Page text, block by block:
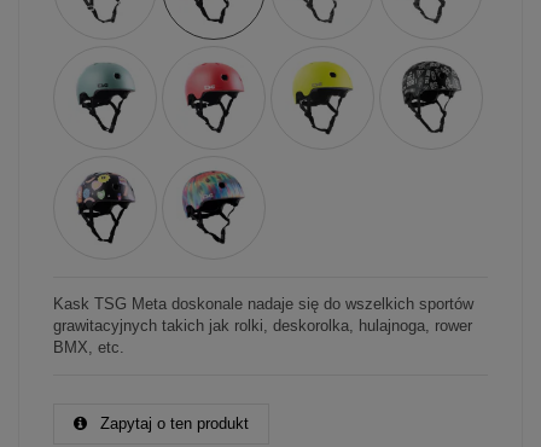
Kask TSG Meta doskonale nadaje się do wszelkich sportów
grawitacyjnych takich jak rolki, deskorolka, hulajnoga, rower
BMX, etc.
Zapytaj o ten produkt